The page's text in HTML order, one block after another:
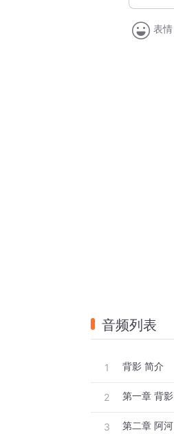
表情
音频列表
1 背影 简介
2 第一章 背影
3 第二章 阿河